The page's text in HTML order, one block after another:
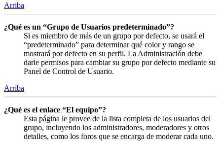
Arriba
¿Qué es un “Grupo de Usuarios predeterminado”?
Si es miembro de más de un grupo por defecto, se usará el
“predeterminado” para determinar qué color y rango se
mostrará por defecto en su perfil. La Administración debe
darle permisos para cambiar su grupo por defecto mediante su
Panel de Control de Usuario.
Arriba
¿Qué es el enlace “El equipo”?
Esta página le provee de la lista completa de los usuarios del
grupo, incluyendo los administradores, moderadores y otros
detalles, como los foros que se encarga de moderar cada uno.